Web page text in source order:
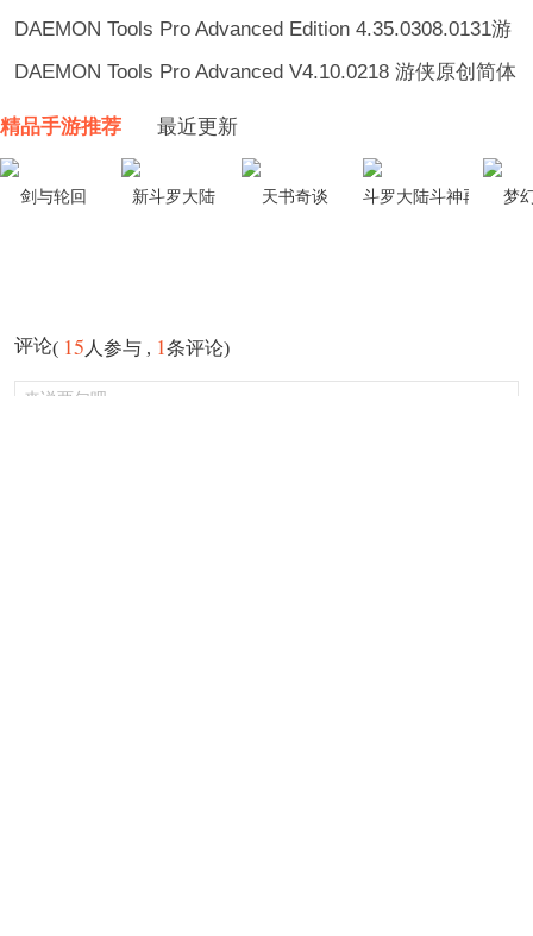
v4.41.0315.0262
DAEMON Tools Pro Advanced Edition 4.35.0308.0131游
侠原创简体中文V5.1版（最新V5.1版汉化包支持最新版
DTP和DTL程序的汉化，并优化相应中文语句。同步了
DTP和DTL的语言文件，让文字显示效果更加完美，让软
件翻译更加精准和专业！最新版DTP完全支持 Windows
DAEMON Tools Pro Advanced V4.10.0218 游侠原创简体
中文完美汉化版（本高级版 DTP 拥有 Lite 版、Basic 版
的所有功能，高级版中新增模拟 IDE 适配器的，实现虚
拟 IDE 光驱，同时其最大 SCSI 虚拟光驱数量达到 32
成，其余部分由richie696与poseden共同完成）
精品手游推荐 最近更新
剑与轮回 新斗罗大陆 天书奇谈 斗罗大陆斗神再临 梦
评论( 15 人参与 , 1条评论)